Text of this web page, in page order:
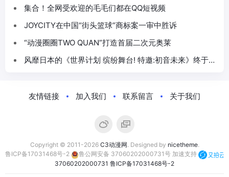
集合！全网受欢迎的毛毛们都在QQ短视频
JOYCITY在中国“街头篮球”商标案一审中胜诉
“动漫圈圈TWO QUAN”打造首届二次元奥莱
风靡日本的《世界计划 缤纷舞台! 特邀:初音未来》终于在
友情链接 加入我们 联系留言 关于我们
Copyright © 2011-2026 C3动漫网. Designed by nicetheme.
鲁ICP备17031468号-2
鲁公网安备 37060202000731号 加速支持
37060202000731 鲁ICP备17031468号-2